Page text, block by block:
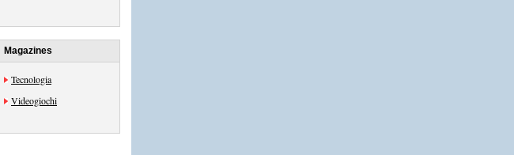
Magazines
Tecnologia
Videogiochi